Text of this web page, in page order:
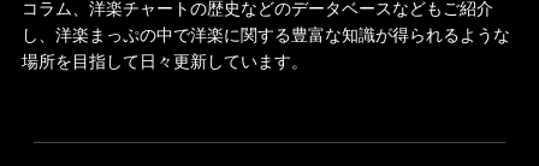
コラム、洋楽チャートの歴史などのデータベースなどもご紹介
し、洋楽まっぷの中で洋楽に関する豊富な知識が得られるような
場所を目指して日々更新しています。